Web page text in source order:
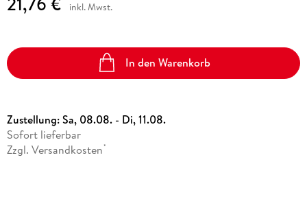
inkl. Mwst.
In den Warenkorb
Zustellung:Sa, 08.08. - Di, 11.08.
Sofort lieferbar
Zzgl. Versandkosten *